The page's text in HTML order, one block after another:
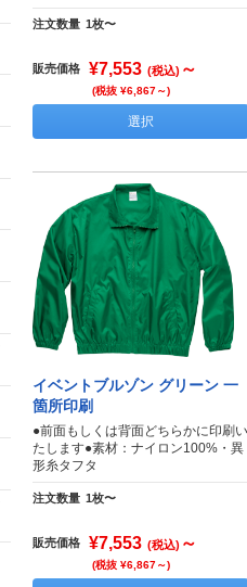
注文数量 1枚〜
販売価格 ¥7,553 (税込) ～
(税抜 ¥6,867～)
選択
イベントブルゾン グリーン 一
箇所印刷
●前面もしくは背面どちらかに印刷い
たします●素材：ナイロン100%・異
形糸タフタ
注文数量 1枚〜
販売価格 ¥7,553 (税込) ～
(税抜 ¥6,867～)